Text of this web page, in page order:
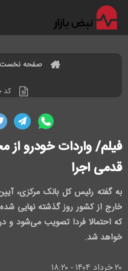
صفحه نخست
کد
فیلم/ واردات خودرو
قدمی اجرا
به گفته رئیس کل بانک مرکزی،
خارج از کشور روز گذشته نهایی
که احتمالا فردا تصویب می‌شود و
خواهد شد.
۲۰ خرداد ۱۴۰۴ - ۱۸:۲۰